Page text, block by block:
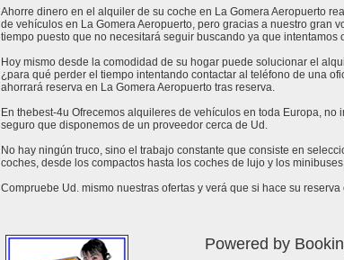
Ahorre dinero en el alquiler de su coche en La Gomera Aeropuerto
de vehículos en La Gomera Aeropuerto, pero gracias a nuestro gran
tiempo puesto que no necesitará seguir buscando ya que
Hoy mismo desde la comodidad de su hogar puede solucionar el
¿para qué perder el tiempo intentando contactar al teléfono de una
ahorrará reserva en La Gomera Aeropuerto tras reserva.
En thebest-4u Ofrecemos alquileres de vehículos en toda Europa,
seguro que disponemos de un proveedor cerca de Ud.
No hay ningún truco, sino el trabajo constante que consiste en
coches, desde los compactos hasta los coches de lujo y los
Compruebe Ud. mismo nuestras ofertas y verá que si hace su
Powered by